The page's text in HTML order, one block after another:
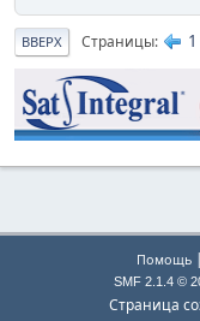
ВВЕРХ Страницы 1
Помощь |
SMF 2.1.4 ©
Страница